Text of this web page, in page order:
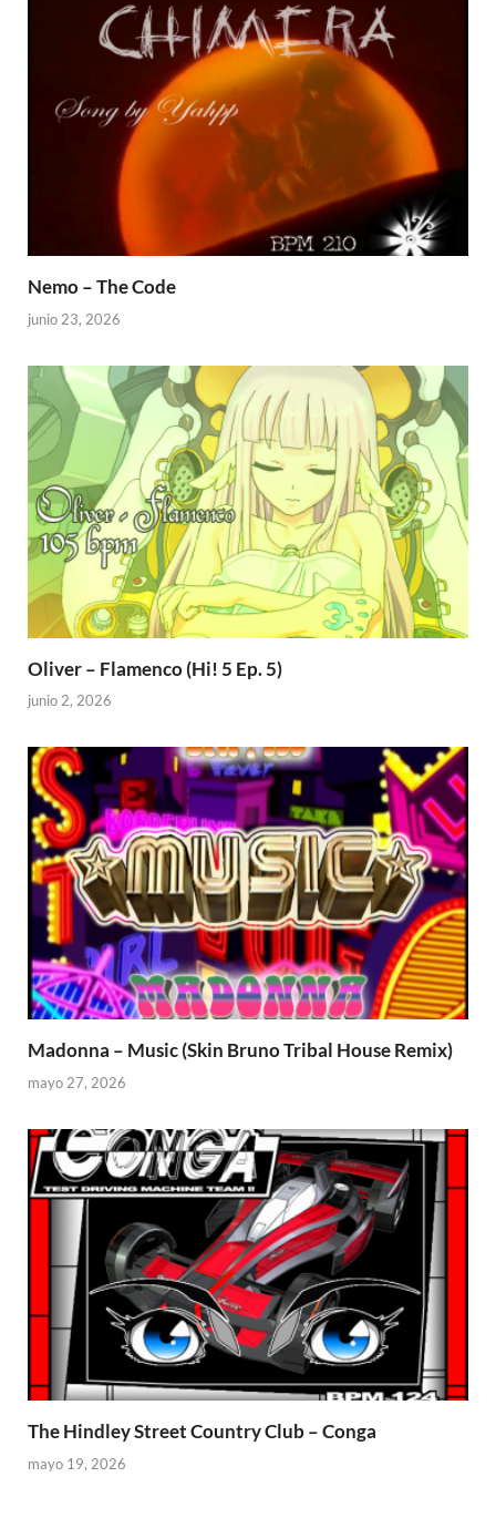
Nemo – The Code
junio 23, 2026
Oliver – Flamenco (Hi! 5 Ep. 5)
junio 2, 2026
Madonna – Music (Skin Bruno Tribal House Remix)
mayo 27, 2026
The Hindley Street Country Club – Conga
mayo 19, 2026